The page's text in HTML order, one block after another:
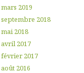
mars 2019
septembre 2018
mai 2018
avril 2017
février 2017
août 2016